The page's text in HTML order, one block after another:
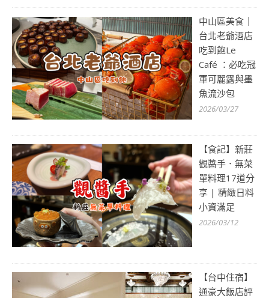
中山區美食｜
台北老爺酒店
吃到飽Le
Café ：必吃冠
軍可麗露與墨
魚流沙包
2026/03/27
【食記】新莊
觀醬手．無菜
單料理17道分
享 | 精緻日料
小資滿足
2026/03/12
【台中住宿】
通豪大飯店評